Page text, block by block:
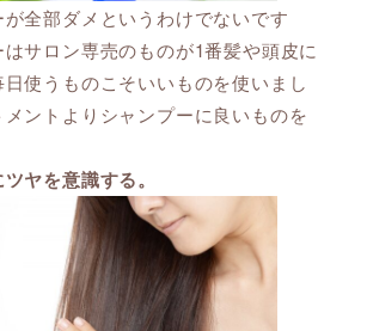
全部ダメというわけでないです
サロン専売のものが1番髪や頭皮に
使うものこそいいものを使いまし
メントよりシャンプーに良いものを
ヤを意識する。